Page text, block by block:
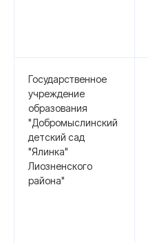
Государственное
учреждение
образования
"Добромыслинский
детский сад
"Ялинка"
Лиозненского
района"